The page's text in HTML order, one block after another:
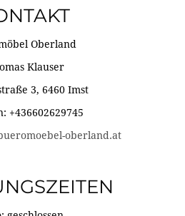
Oberland
Klauser
3, 6460 Imst
+436602629745
oberland.at